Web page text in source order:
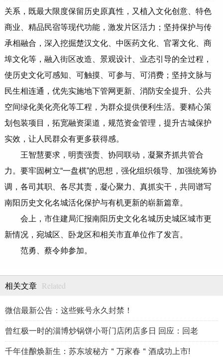
关系，既最大限度保留历史原真性，又植入文化创意、特色
商业、精品民宿等现代功能，激发片区活力；坚持保护与传
承相融合，深入挖掘楚汉文化、中医药文化、官署文化、商
埠文化等，融入街区改造、景观设计、业态引导的全过程，
使历史文化可感知、可触摸、可参与、可消费；坚持文脉与
民生相连通，优先实施地下管网更新、消防安全提升、公共
空间绿化美化亮化等工程，为群众提供便利生活。要精心策
划包装项目，拓宽融资渠道，规范资金管理，提升古城保护
实效，让人民群众有更多获得感。
王智慧要求，明责强责、协同联动，凝聚齐抓共管合
力。要牢固树立“一盘棋”的思想，强化组织领导、加强统筹协
调，各司其职、各尽其责，凝心聚力、真抓实干，共同谱写
南阳历史文化名城活化保护与有机更新的崭新篇章。
会上，市住建局汇报南阳历史文化名城历史城区城市更
新情况，宛城区、卧龙区和相关市直单位作了发言。
范勇、蔡令帅参加。
相关文章 Related
微信最新公告：这些账号永久封禁！
曾红极一时的淄博炒锅饼小哥门店闭店多日 回应：回老
千年佳酿焕新生：苏东坡秘方＂万家春＂酒成功上市!